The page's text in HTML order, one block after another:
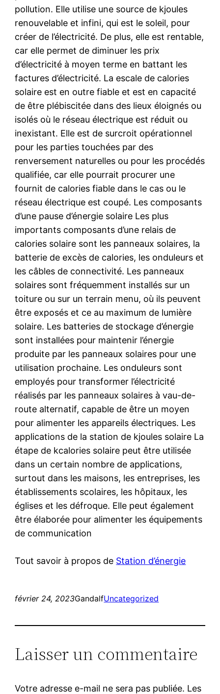
pollution. Elle utilise une source de kjoules
renouvelable et infini, qui est le soleil, pour
créer de l’électricité. De plus, elle est rentable,
car elle permet de diminuer les prix
d’électricité à moyen terme en battant les
factures d’électricité. La escale de calories
solaire est en outre fiable et est en capacité
de être plébiscitée dans des lieux éloignés ou
isolés où le réseau électrique est réduit ou
inexistant. Elle est de surcroit opérationnel
pour les parties touchées par des
renversement naturelles ou pour les procédés
qualifiée, car elle pourrait procurer une
fournit de calories fiable dans le cas ou le
réseau électrique est coupé. Les composants
d’une pause d’énergie solaire Les plus
importants composants d’une relais de
calories solaire sont les panneaux solaires, la
batterie de excès de calories, les onduleurs et
les câbles de connectivité. Les panneaux
solaires sont fréquemment installés sur un
toiture ou sur un terrain menu, où ils peuvent
être exposés et ce au maximum de lumière
solaire. Les batteries de stockage d’énergie
sont installées pour maintenir l’énergie
produite par les panneaux solaires pour une
utilisation prochaine. Les onduleurs sont
employés pour transformer l’électricité
réalisés par les panneaux solaires à vau-de-
route alternatif, capable de être un moyen
pour alimenter les appareils électriques. Les
applications de la station de kjoules solaire La
étape de kcalories solaire peut être utilisée
dans un certain nombre de applications,
surtout dans les maisons, les entreprises, les
établissements scolaires, les hôpitaux, les
églises et les défroque. Elle peut également
être élaborée pour alimenter les équipements
de communication
Tout savoir à propos de Station d’énergie
février 24, 2023GandalfUncategorized
Laisser un commentaire
Votre adresse e-mail ne sera pas publiée. Les